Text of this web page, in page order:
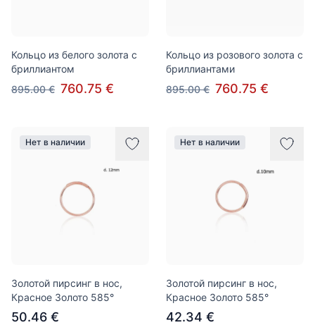
Кольцо из белого золота с
бриллиантом
895.00 € 760.75 €
Кольцо из розового золота с
бриллиантами
895.00 € 760.75 €
Нет в наличии
Золотой пирсинг в нос,
Красное Золото 585°
50.46 €
Нет в наличии
Золотой пирсинг в нос,
Красное Золото 585°
42.34 €